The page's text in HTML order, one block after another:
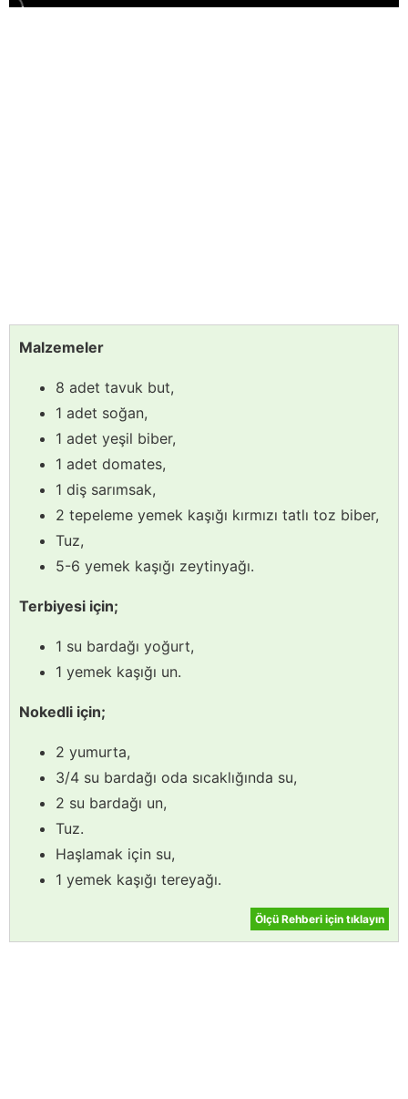
Malzemeler
8 adet tavuk but,
1 adet soğan,
1 adet yeşil biber,
1 adet domates,
1 diş sarımsak,
2 tepeleme yemek kaşığı kırmızı tatlı toz biber,
Tuz,
5-6 yemek kaşığı zeytinyağı.
Terbiyesi için;
1 su bardağı yoğurt,
1 yemek kaşığı un.
Nokedli için;
2 yumurta,
3/4 su bardağı oda sıcaklığında su,
2 su bardağı un,
Tuz.
Haşlamak için su,
1 yemek kaşığı tereyağı.
Ölçü Rehberi için tıklayın